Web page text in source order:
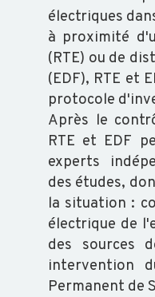
électriques
à proximité
(RTE) ou de
(EDF), RTE et
protocole
Après le
RTE et EDF
experts
des études,
la situation :
électrique de
des sources
intervention
Permanent de